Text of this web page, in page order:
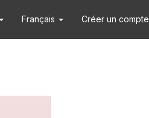
Français Créer un compte